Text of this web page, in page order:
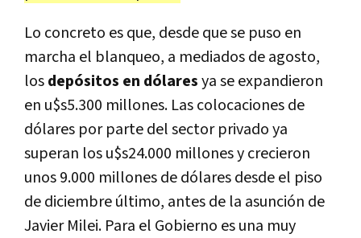
Lo concreto es que, desde que se puso en
marcha el blanqueo, a mediados de agosto,
losdepósitos en dólaresya se expandieron
en u$s5.300 millones. Las colocaciones de
dólares por parte del sector privado ya
superan los u$s24.000 millones y crecieron
unos 9.000 millones de dólares desde el piso
de diciembre último, antes de la asunción de
Javier Milei. Para el Gobierno es una muy